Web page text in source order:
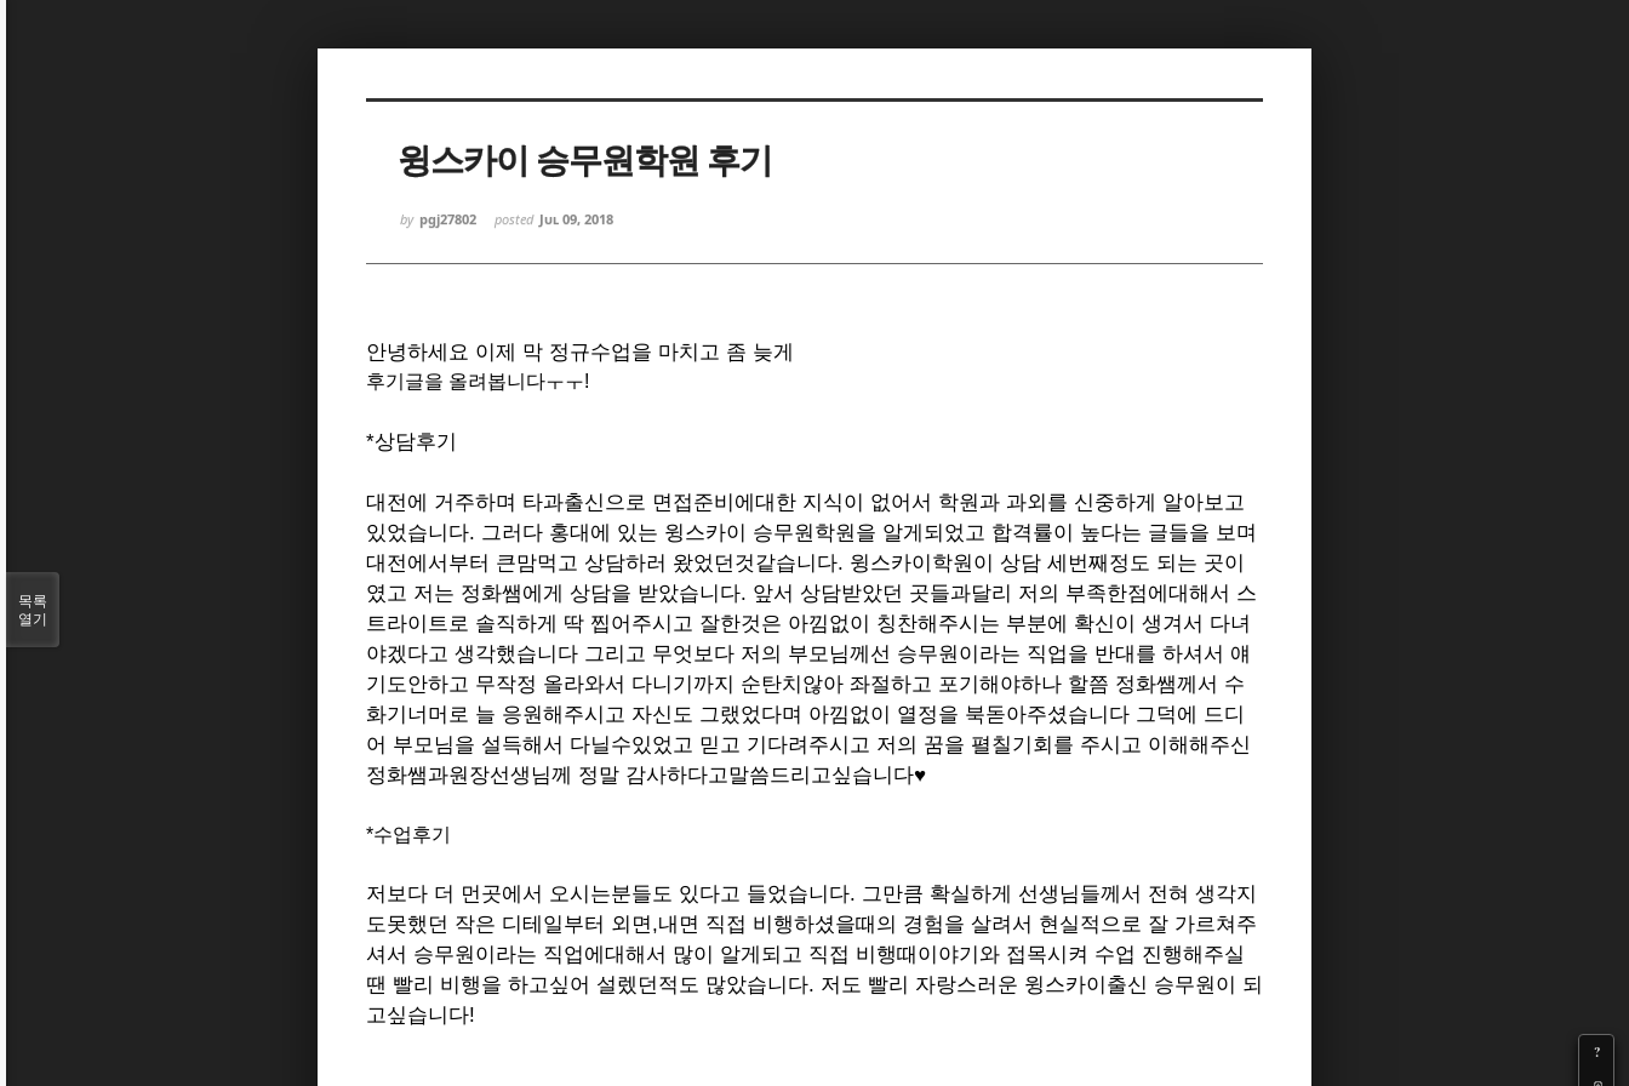
윙스카이 승무원학원 후기
by pgj27802 posted Jul 09, 2018
?
안녕하세요 이제 막 정규수업을 마치고 좀 늦게
후기글을 올려봅니다ㅜㅜ!
*상담후기
대전에 거주하며 타과출신으로 면접준비에대한 지식이 없어서 학원과 과외를 신중하게 알아보고
있었습니다. 그러다 홍대에 있는 윙스카이 승무원학원을 알게되었고 합격률이 높다는 글들을 보며
대전에서부터 큰맘먹고 상담하러 왔었던것같습니다. 윙스카이학원이 상담 세번째정도 되는 곳이
였고 저는 정화쌤에게 상담을 받았습니다. 앞서 상담받았던 곳들과달리 저의 부족한점에대해서 스
트라이트로 솔직하게 딱 찝어주시고 잘한것은 아낌없이 칭찬해주시는 부분에 확신이 생겨서 다녀
야겠다고 생각했습니다 그리고 무엇보다 저의 부모님께선 승무원이라는 직업을 반대를 하셔서 얘
기도안하고 무작정 올라와서 다니기까지 순탄치않아 좌절하고 포기해야하나 할쯤 정화쌤께서 수
화기너머로 늘 응원해주시고 자신도 그랬었다며 아낌없이 열정을 북돋아주셨습니다 그덕에 드디
어 부모님을 설득해서 다닐수있었고 믿고 기다려주시고 저의 꿈을 펼칠기회를 주시고 이해해주신
정화쌤과원장선생님께 정말 감사하다고말씀드리고싶습니다♥︎
*수업후기
저보다 더 먼곳에서 오시는분들도 있다고 들었습니다. 그만큼 확실하게 선생님들께서 전혀 생각지
도못했던 작은 디테일부터 외면,내면 직접 비행하셨을때의 경험을 살려서 현실적으로 잘 가르쳐주
셔서 승무원이라는 직업에대해서 많이 알게되고 직접 비행때이야기와 접목시켜 수업 진행해주실
땐 빨리 비행을 하고싶어 설렜던적도 많았습니다. 저도 빨리 자랑스러운 윙스카이출신 승무원이 되
고싶습니다!
목록
열기
Sketchbook5, 스케치북5
Sketchbook5, 스케치북5